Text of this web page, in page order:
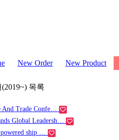
New Order New Product
(2019~) 목록
And Trade Confe…
Global Leadersh…
powered ship …